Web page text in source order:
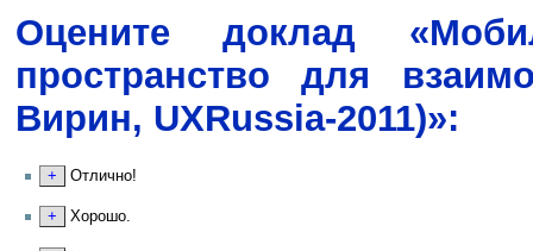
Оцените доклад
пространство для
Вирин, UXRussia-2011)»:
Отлично!
Хорошо.